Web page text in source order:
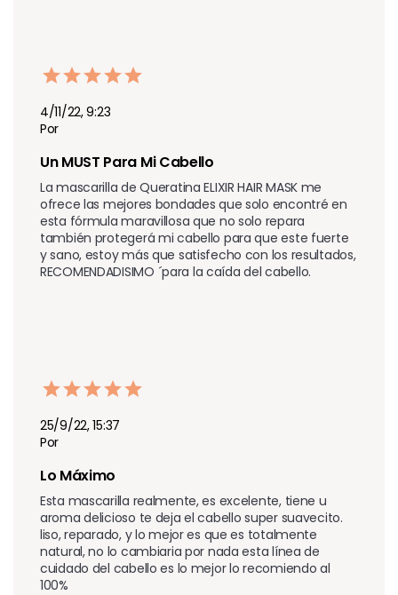
4/11/22, 9:23
Por
Un MUST Para Mi Cabello
La mascarilla de Queratina ELIXIR HAIR MASK me
ofrece las mejores bondades que solo encontré en
esta fórmula maravillosa que no solo repara
también protegerá mi cabello para que este fuerte
y sano, estoy más que satisfecho con los resultados,
RECOMENDADISIMO ´para la caída del cabello.
25/9/22, 15:37
Por
Lo Máximo
Esta mascarilla realmente, es excelente, tiene u
aroma delicioso te deja el cabello super suavecito.
liso, reparado, y lo mejor es que es totalmente
natural, no lo cambiaria por nada esta línea de
cuidado del cabello es lo mejor lo recomiendo al
100%